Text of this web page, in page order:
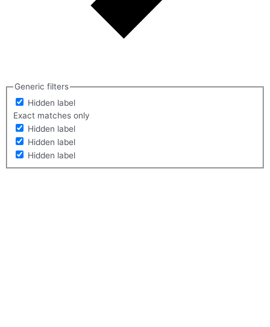
Generic filters
Hidden label
Exact matches only
Hidden label
Hidden label
Hidden label